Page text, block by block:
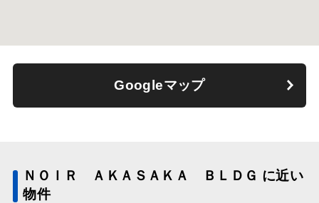
Googleマップ
ＮＯＩＲ ＡＫＡＳＡＫＡ ＢＬＤＧ に近い
物件